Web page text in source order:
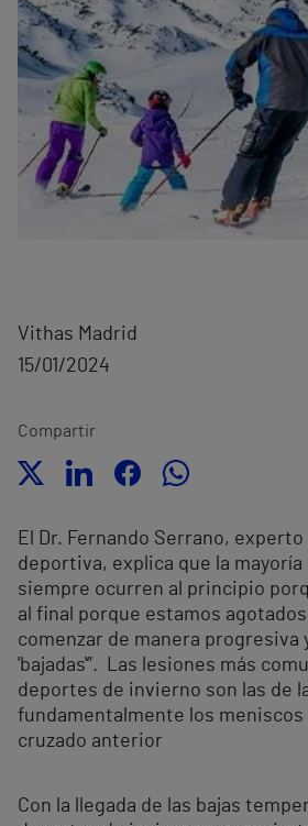
Vithas Madrid
15/01/2024
Compartir
El Dr. Fernando Serrano,
deportiva, explica que la mayoría
siempre ocurren al principio
al final porque estamos
comenzar de manera progresiva
'bajadas'”.
Las lesiones más
deportes de invierno son las de
fundamentalmente los meniscos
cruzado anterior
Con la llegada de las bajas